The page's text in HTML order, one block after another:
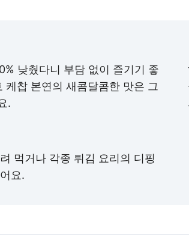
낮췄다니 부담 없이 즐기기 좋
케찹 본연의 새콤달콤한 맛은 그
.
먹거나 각종 튀김 요리의 디핑
요.